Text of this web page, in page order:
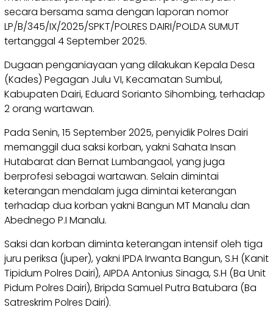
secara bersama sama dengan laporan nomor
LP/B/345/IX/2025/SPKT/POLRES DAIRI/POLDA SUMUT
tertanggal 4 September 2025.
Dugaan penganiayaan yang dilakukan Kepala Desa
(Kades) Pegagan Julu VI, Kecamatan Sumbul,
Kabupaten Dairi, Eduard Sorianto Sihombing, terhadap
2 orang wartawan.
Pada Senin, 15 September 2025, penyidik Polres Dairi
memanggil dua saksi korban, yakni Sahata Insan
Hutabarat dan Bernat Lumbangaol, yang juga
berprofesi sebagai wartawan. Selain dimintai
keterangan mendalam juga dimintai keterangan
terhadap dua korban yakni Bangun MT Manalu dan
Abednego P.I Manalu.
Saksi dan korban diminta keterangan intensif oleh tiga
juru periksa (juper), yakni IPDA Irwanta Bangun, S.H (Kanit
Tipidum Polres Dairi), AIPDA Antonius Sinaga, S.H (Ba Unit
Pidum Polres Dairi), Bripda Samuel Putra Batubara (Ba
Satreskrim Polres Dairi).